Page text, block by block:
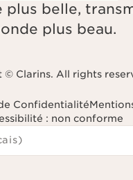
plus belle,
plus beau.
© Clarins. All rights
Confidentialité
: non conforme